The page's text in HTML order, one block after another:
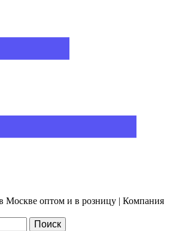
Москве оптом и в розницу | Компания
Поиск